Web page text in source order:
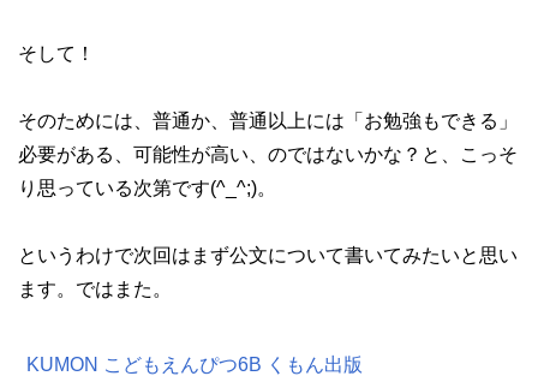
そして！
そのためには、普通か、普通以上には「お勉強もできる」
必要がある、可能性が高い、のではないかな？と、こっそ
り思っている次第です(^_^;)。
というわけで次回はまず公文について書いてみたいと思い
ます。ではまた。
KUMON こどもえんぴつ6B くもん出版